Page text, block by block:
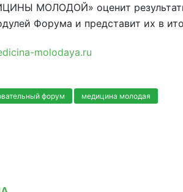
МОЛОДОЙ» оценит
Форума и представит их в
molodaya.ru
форум медицина молодая